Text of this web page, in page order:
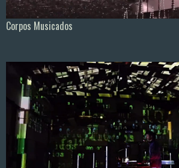
Corpos Musicados